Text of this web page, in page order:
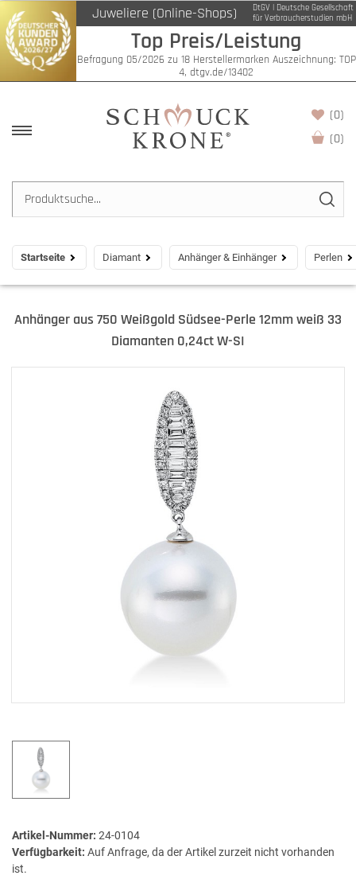
Juweliere (Online-Shops)
DtGV | Deutsche Gesellschaft
für Verbraucherstudien mbH
Top Preis/Leistung
Befragung 05/2026 zu 18 Herstellermarken Auszeichnung: TOP
4, dtgv.de/13402
(0)
(0)
Startseite Diamant Anhänger & Einhänger Perlen
Anhänger aus 750 Weißgold Südsee-Perle 12mm weiß 33
Diamanten 0,24ct W-SI
Artikel-Nummer: 24-0104
Verfügbarkeit: Auf Anfrage, da der Artikel zurzeit nicht vorhanden
ist.